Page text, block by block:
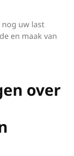
nog uw last
en maak van
over